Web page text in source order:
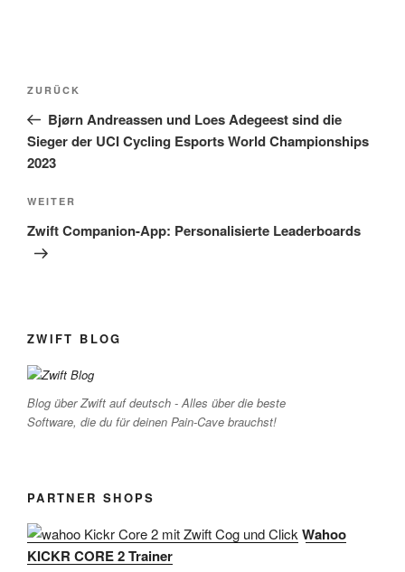
Beitragsnavigation
Vorheriger
Beitrag
ZURÜCK
Bjørn Andreassen und Loes Adegeest sind die
Sieger der UCI Cycling Esports World Championships
2023
Nächster
Beitrag
WEITER
Zwift Companion-App: Personalisierte Leaderboards
ZWIFT BLOG
Blog über Zwift auf deutsch - Alles über die beste
Software, die du für deinen Pain-Cave brauchst!
PARTNER SHOPS
Wahoo
KICKR CORE 2 Trainer